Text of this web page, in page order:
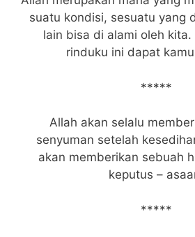
suatu kondisi, sesuatu yang
lain bisa di alami oleh kita.
rinduku ini dapat
*****
Allah akan selalu
senyuman setelah
akan memberikan sebuah
keputus –
*****